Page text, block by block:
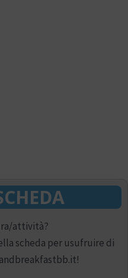
attività?
scheda per usufruire di